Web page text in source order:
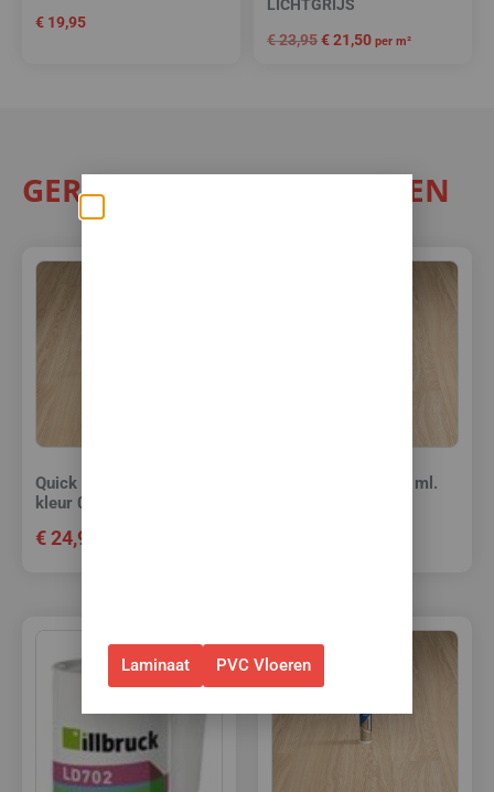
€ 19,95
LICHTGRIJS
€23,95€21,50 per m²
GERELATEERDE PRODUCTEN
Quick Step Kit 310 ml.
kleur 04
€24,95
Quick Step Kit 310 ml.
Laminaat PVC Vloeren